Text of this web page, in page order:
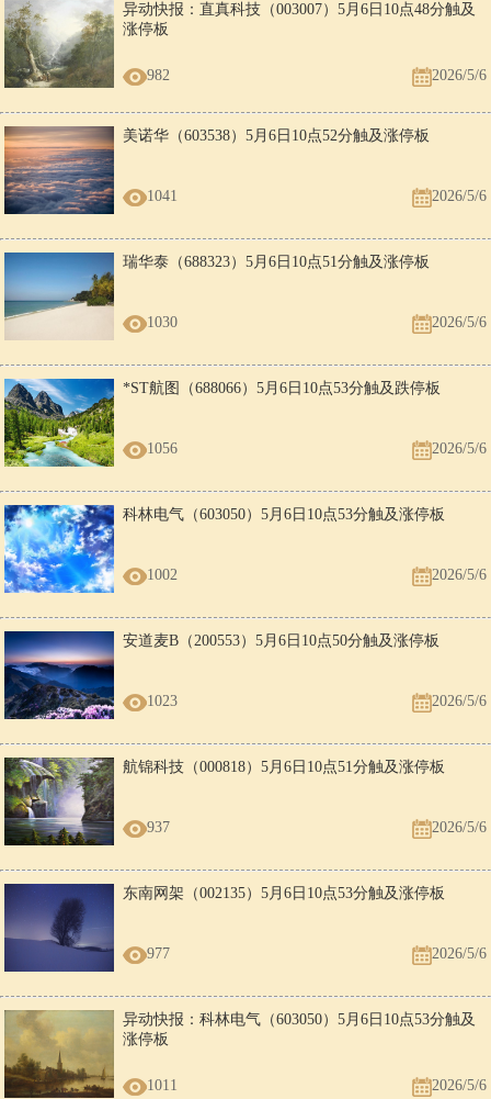
异动快报：直真科技（003007）5月6日10点48分触及
涨停板
982 2026/5/6
美诺华（603538）5月6日10点52分触及涨停板
1041 2026/5/6
瑞华泰（688323）5月6日10点51分触及涨停板
1030 2026/5/6
*ST航图（688066）5月6日10点53分触及跌停板
1056 2026/5/6
科林电气（603050）5月6日10点53分触及涨停板
1002 2026/5/6
安道麦B（200553）5月6日10点50分触及涨停板
1023 2026/5/6
航锦科技（000818）5月6日10点51分触及涨停板
937 2026/5/6
东南网架（002135）5月6日10点53分触及涨停板
977 2026/5/6
异动快报：科林电气（603050）5月6日10点53分触及
涨停板
1011 2026/5/6